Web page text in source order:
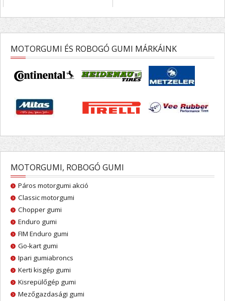
MOTORGUMI ÉS ROBOGÓ GUMI MÁRKÁINK
MOTORGUMI, ROBOGÓ GUMI
Páros motorgumi akció
Classic motorgumi
Chopper gumi
Enduro gumi
FIM Enduro gumi
Go-kart gumi
Ipari gumiabroncs
Kerti kisgép gumi
Kisrepülőgép gumi
Mezőgazdasági gumi